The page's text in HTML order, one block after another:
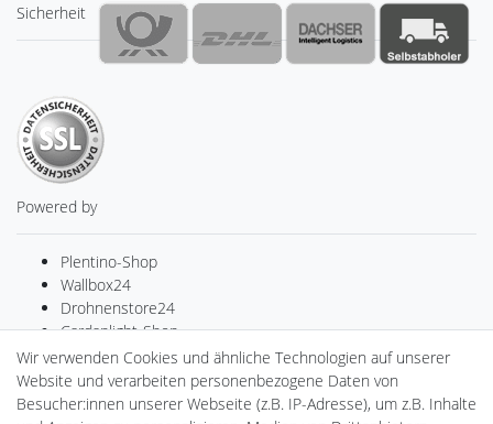
Sicherheit
Powered by
Plentino-Shop
Wallbox24
Drohnenstore24
Cardanlight-Shop
Batteriespeicher
PlentiSolar
Gebrauchtlicht
Wir verwenden Cookies und ähnliche Technologien auf unserer
Website und verarbeiten personenbezogene Daten von
Besucher:innen unserer Webseite (z.B. IP-Adresse), um z.B. Inhalte